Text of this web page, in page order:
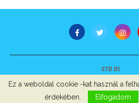
STB Bt.
Szerzői jogok, adatvédelem
Ez a weboldal cookie -kat használ a
érdekében.
Elfogadom